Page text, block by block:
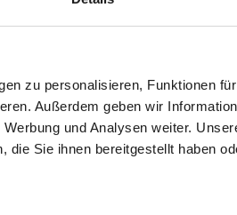
zu personalisieren, Funktionen
Außerdem geben wir
und Analysen weiter.
die Sie ihnen bereitgestellt haben